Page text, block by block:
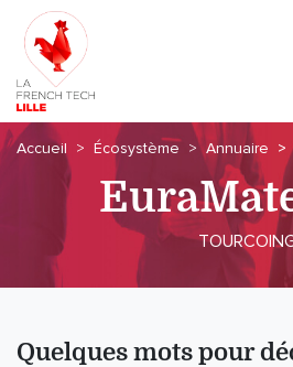
Accueil Écosystème Annuaire
Quelques mots pour